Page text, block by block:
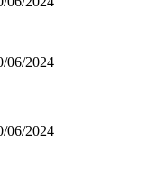
06/2024
06/2024